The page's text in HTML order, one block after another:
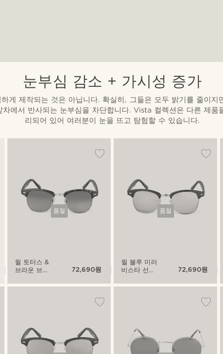
눈부심 감소 + 가시성 증가
게 제작되는 것은 아닙니다. 확실히, 그들은 모두 밝기를 줄이지
에서 반사되는 눈부심을 차단합니다. Vista 컬렉션은 다른 제품
리되어 있어 여러분이 눈을 뜨고 탐험할 수 있습니다.
품절
윌 토터스 &
브라운 브로
타 선글라스
72,690원
품절
윌 블루 미러
비스타 선글
72,690원